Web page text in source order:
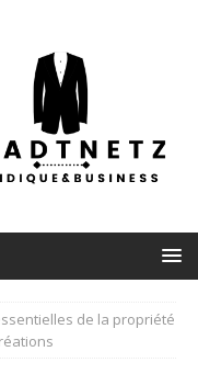
de la propriété